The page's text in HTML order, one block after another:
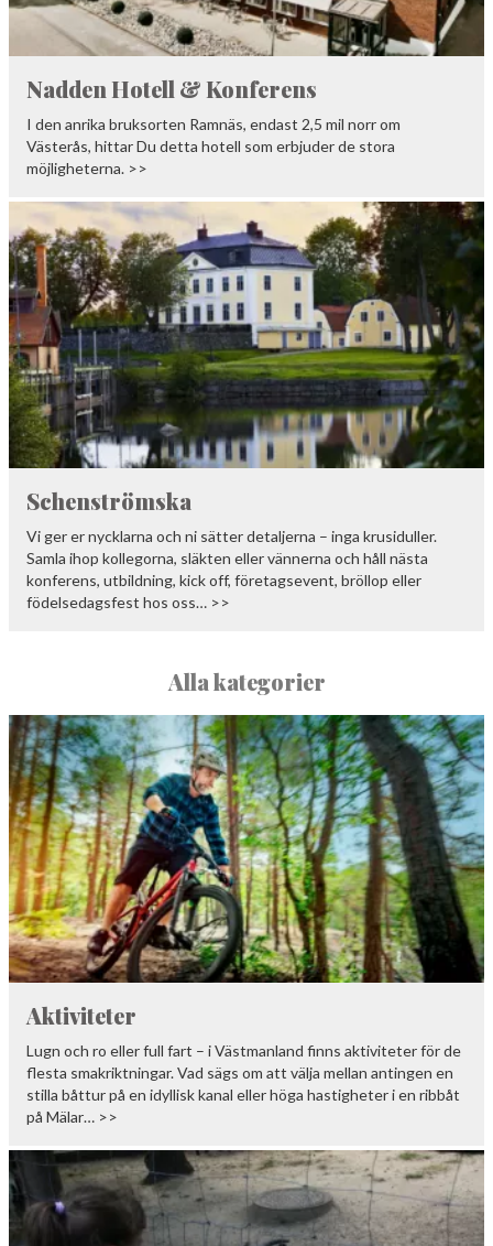
NORBERG
SALA
SKINNSKATTEBERG
SURAHAMMAR
VÄSTERÅS
Sök
Nadden Hotell & Konferens
I den anrika bruksorten Ramnäs, endast 2,5 mil norr om
Västerås, hittar Du detta hotell som erbjuder de stora
möjligheterna. >>
Schenströmska
Vi ger er nycklarna och ni sätter detaljerna – inga krusiduller.
Samla ihop kollegorna, släkten eller vännerna och håll nästa
konferens, utbildning, kick off, företagsevent, bröllop eller
födelsedagsfest hos oss… >>
Alla kategorier
Aktiviteter
Lugn och ro eller full fart – i Västmanland finns aktiviteter för de
flesta smakriktningar. Vad sägs om att välja mellan antingen en
stilla båttur på en idyllisk kanal eller höga hastigheter i en ribbåt
på Mälar… >>